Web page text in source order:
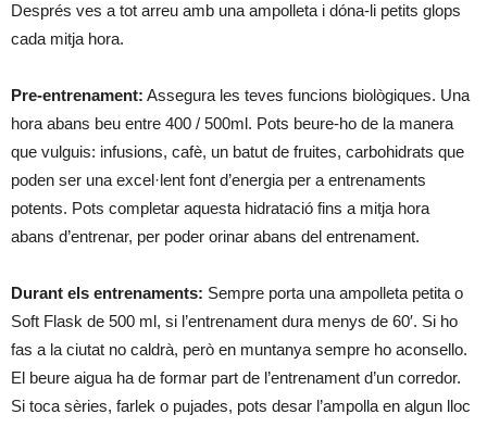
Després ves a tot arreu amb una ampolleta i dóna-li petits glops
cada mitja hora.
Pre-entrenament: Assegura les teves funcions biològiques. Una
hora abans beu entre 400 / 500ml. Pots beure-ho de la manera
que vulguis: infusions, cafè, un batut de fruites, carbohidrats que
poden ser una excel·lent font d’energia per a entrenaments
potents. Pots completar aquesta hidratació fins a mitja hora
abans d’entrenar, per poder orinar abans del entrenament.
Durant els entrenaments: Sempre porta una ampolleta petita o
Soft Flask de 500 ml, si l’entrenament dura menys de 60′. Si ho
fas a la ciutat no caldrà, però en muntanya sempre ho aconsello.
El beure aigua ha de formar part de l’entrenament d’un corredor.
Si toca sèries, farlek o pujades, pots desar l’ampolla en algun lloc